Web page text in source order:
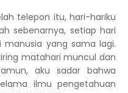
telepon itu, hari-hariku
sebenarnya, setiap hari
yang sama lagi.
matahari muncul dan
aku sadar bahwa
ilmu pengetahuan